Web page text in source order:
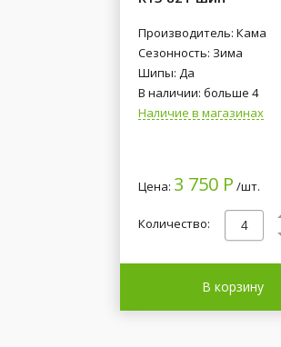
Производитель: Кама
Сезонность: Зима
Шипы: Да
В наличии: больше 4
Наличие в магазинах
Цена: 3 750 Р /шт.
Количество:
В корзину